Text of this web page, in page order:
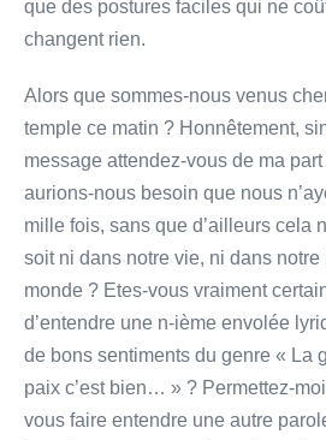
que des postures faciles qui ne
changent rien.
Alors que sommes-nous venus
temple ce matin ? Honnêtement,
message attendez-vous de ma
aurions-nous besoin que nous
mille fois, sans que d’ailleurs cela
soit ni dans notre vie, ni dans
monde ? Etes-vous vraiment
d’entendre une n-ième envolée
de bons sentiments du genre « La
paix c’est bien… » ? Permettez-
vous faire entendre une autre